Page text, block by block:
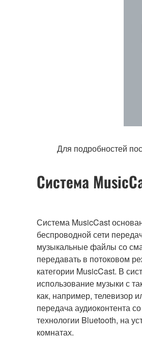
Для подробностей
Система
Система MusicCast
беспроводной сети
музыкальные файлы со
передавать в потоковом
категории MusicCast. В
использование музыки с
как, например, телевизор
передача аудиоконтента
технологии Bluetooth, на
комнатах.